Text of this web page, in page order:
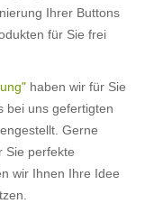
Ihrer Buttons
für Sie frei
haben wir für Sie
bei uns gefertigten
Gerne
Sie perfekte
wir Ihnen Ihre Idee